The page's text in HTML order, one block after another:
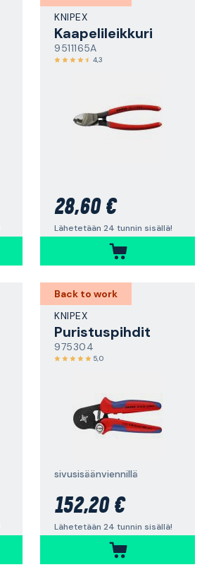
KNIPEX
Kaapelileikkuri
9511165A
4,3
28,60 €
Lähetetään 24 tunnin sisällä!
Back to work
KNIPEX
Puristuspihdit
975304
5,0
sivusisäänviennillä
152,20 €
Lähetetään 24 tunnin sisällä!